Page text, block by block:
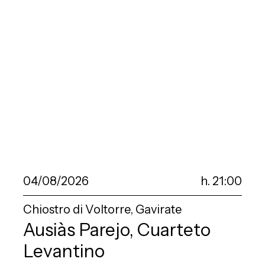
04/08/2026
h. 21:00
Chiostro di Voltorre, Gavirate
Ausiàs Parejo, Cuarteto
Levantino